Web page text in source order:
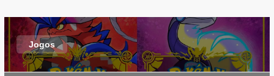
Jogos